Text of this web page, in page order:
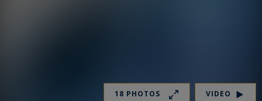
18 PHOTOS VIDEO